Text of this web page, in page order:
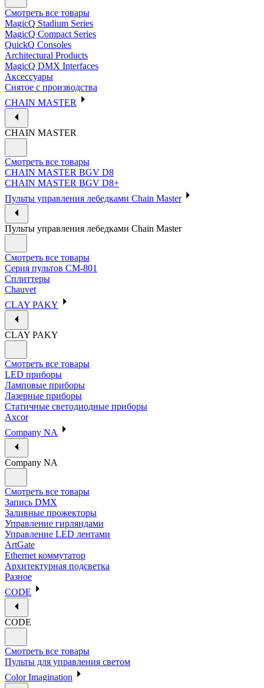
Смотреть все товары
MagicQ Stadium Series
MagicQ Compact Series
QuickQ Consoles
Architectural Products
MagicQ DMX Interfaces
Аксессуары
Снятое с производства
CHAIN MASTER
CHAIN MASTER
Смотреть все товары
CHAIN MASTER BGV D8
CHAIN MASTER BGV D8+
Пульты управления лебедками Chain Master
Пульты управления лебедками Chain Master
Смотреть все товары
Серия пультов CM-801
Сплиттеры
Chauvet
CLAY PAKY
CLAY PAKY
Смотреть все товары
LED приборы
Ламповые приборы
Лазерные приборы
Статичные светодиодные приборы
Axcor
Company NA
Company NA
Смотреть все товары
Запись DMX
Заливные прожекторы
Управление гирляндами
Управление LED лентами
ArtGate
Ethernet коммутатор
Архитектурная подсветка
Разное
CODE
CODE
Смотреть все товары
Пульты для управления светом
Color Imagination